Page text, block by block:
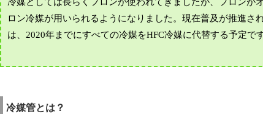
冷媒としては長らくフロンが使われてきましたが、フロンが
ロン冷媒が用いられるようになりました。現在普及が推進さ
は、2020年までにすべての冷媒をHFC冷媒に代替する予定で
冷媒管とは？